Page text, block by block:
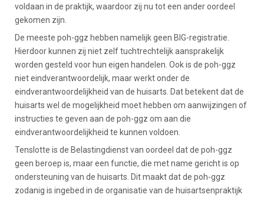
voldaan in de praktijk, waardoor zij nu tot een ander oordeel
gekomen zijn.
De meeste poh-ggz hebben namelijk geen BIG-registratie.
Hierdoor kunnen zij niet zelf tuchtrechtelijk aansprakelijk
worden gesteld voor hun eigen handelen. Ook is de poh-ggz
niet eindverantwoordelijk, maar werkt onder de
eindverantwoordelijkheid van de huisarts. Dat betekent dat de
huisarts wel de mogelijkheid moet hebben om aanwijzingen of
instructies te geven aan de poh-ggz om aan die
eindverantwoordelijkheid te kunnen voldoen.
Tenslotte is de Belastingdienst van oordeel dat de poh-ggz
geen beroep is, maar een functie, die met name gericht is op
ondersteuning van de huisarts. Dit maakt dat de poh-ggz
zodanig is ingebed in de organisatie van de huisartsenpraktijk